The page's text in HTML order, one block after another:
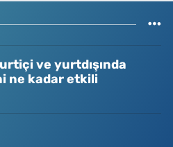
ve yurtdışında
ne kadar etkili